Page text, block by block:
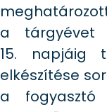
a tárgyévet
15. napjáig
elkészítése
a